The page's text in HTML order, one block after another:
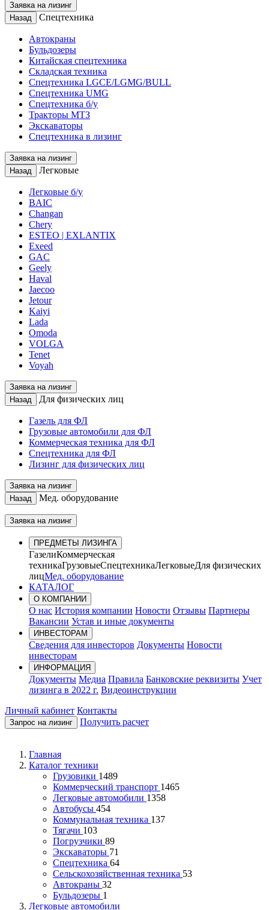
Заявка на лизинг
Назад
Спецтехника
Автокраны
Бульдозеры
Китайская спецтехника
Складская техника
Спецтехника LGCE/LGMG/BULL
Спецтехника UMG
Спецтехника б/у
Тракторы МТЗ
Экскаваторы
Спецтехника в лизинг
Заявка на лизинг
Назад
Легковые
Легковые б/у
BAIC
Changan
Chery
ESTEO | EXLANTIX
Exeed
GAC
Geely
Haval
Jaecoo
Jetour
Kaiyi
Lada
Omoda
VOLGA
Tenet
Voyah
Заявка на лизинг
Назад
Для физических лиц
Газель для ФЛ
Грузовые автомобили для ФЛ
Коммерческая техника для ФЛ
Спецтехника для ФЛ
Лизинг для физических лиц
Заявка на лизинг
Назад
Мед. оборудование
Заявка на лизинг
ПРЕДМЕТЫ ЛИЗИНГА
ГазелиКоммерческая
техникаГрузовыеСпецтехникаЛегковыеДля физических
лицМед. оборудование
КАТАЛОГ
О КОМПАНИИ
О нас История компании Новости Отзывы Партнеры
Вакансии Устав и иные документы
ИНВЕСТОРАМ
Сведения для инвесторов Документы Новости
инвесторам
ИНФОРМАЦИЯ
Документы Медиа Правила Банковские реквизиты Учет
лизинга в 2022 г. Видеоинструкции
Личный кабинет Контакты
Запрос на лизинг Получить расчет
Главная
Каталог техники
Грузовики 1489
Коммерческий транспорт 1465
Легковые автомобили 1358
Автобусы 454
Коммунальная техника 137
Тягачи 103
Погрузчики 89
Экскаваторы 71
Спецтехника 64
Сельскохозяйственная техника 53
Автокраны 32
Бульдозеры 1
Легковые автомобили